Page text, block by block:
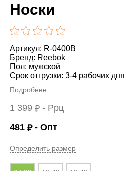
Носки
Артикул: R-0400B
Бренд: Reebok
Пол: мужской
Срок отгрузки: 3-4 рабочих дня
Подробнее
1 399 ₽ - Ррц
481 ₽- Опт
Определить размер